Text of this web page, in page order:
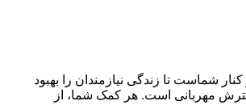
شماست تا زندگی نیازمندان را بهبود
مهربانی است. هر کمک شما، از